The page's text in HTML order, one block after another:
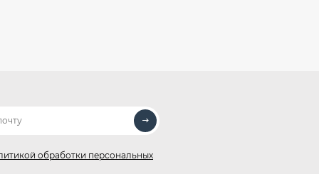
обработки персональных